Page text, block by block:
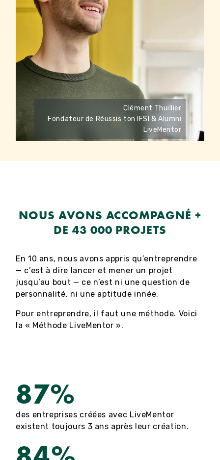
Clément Thuillier
Fondateur de Réussis ton IFSI & Alumni
LiveMentor
NOUS AVONS ACCOMPAGNÉ +
DE 43 000 PROJETS
En 10 ans, nous avons appris qu’entreprendre
— c’est à dire lancer et mener un projet
jusqu’au bout — ce n’est ni une question de
personnalité, ni une aptitude innée.
Pour entreprendre, il faut une méthode. Voici
la « Méthode LiveMentor ».
87%
des entreprises créées avec LiveMentor
existent toujours 3 ans après leur création.